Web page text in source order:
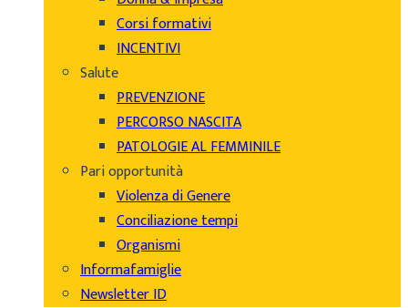
Corsi formativi
INCENTIVI
Salute
PREVENZIONE
PERCORSO NASCITA
PATOLOGIE AL FEMMINILE
Pari opportunità
Violenza di Genere
Conciliazione tempi
Organismi
Informafamiglie
Newsletter ID